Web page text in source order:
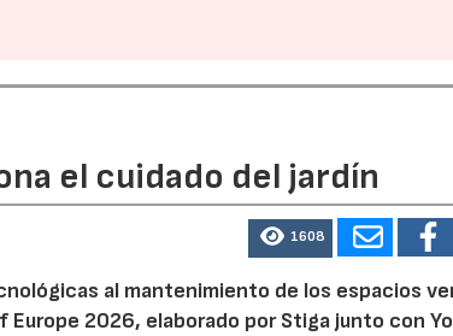
el cuidado del jardín
1608
al mantenimiento de los espacios
Europe 2026, elaborado por Stiga junto con